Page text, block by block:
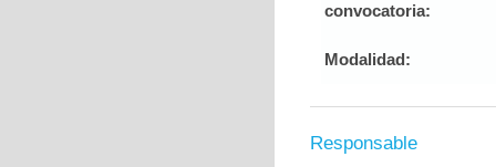
convocatoria:
Modalidad:
Responsable